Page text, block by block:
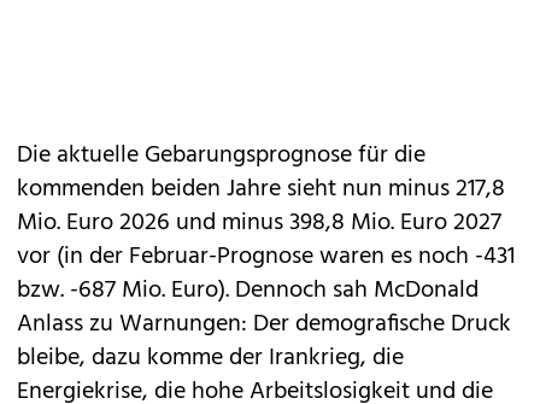
Die aktuelle Gebarungsprognose für die
kommenden beiden Jahre sieht nun minus 217,8
Mio. Euro 2026 und minus 398,8 Mio. Euro 2027
vor (in der Februar-Prognose waren es noch -431
bzw. -687 Mio. Euro). Dennoch sah McDonald
Anlass zu Warnungen: Der demografische Druck
bleibe, dazu komme der Irankrieg, die
Energiekrise, die hohe Arbeitslosigkeit und die